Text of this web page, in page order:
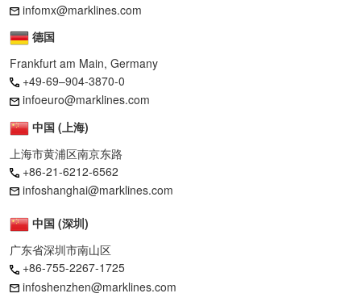
infomx@marklines.com
德国
Frankfurt am Main, Germany
+49-69–904-3870-0
infoeuro@marklines.com
中国 (上海)
上海市黄浦区南京东路
+86-21-6212-6562
infoshanghai@marklines.com
中国 (深圳)
广东省深圳市南山区
+86-755-2267-1725
infoshenzhen@marklines.com